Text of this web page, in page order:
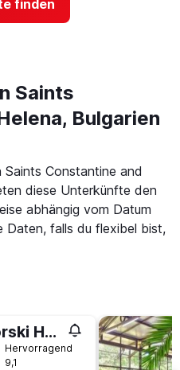
finden
Saints
Bulgarien
Constantine and
diese Unterkünfte den
abhängig vom Datum
Daten, falls du flexibel bist,
Primorski Hotel
Hervorragend
9,1